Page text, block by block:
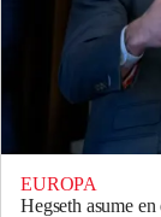
EUROPA
Hegseth asume